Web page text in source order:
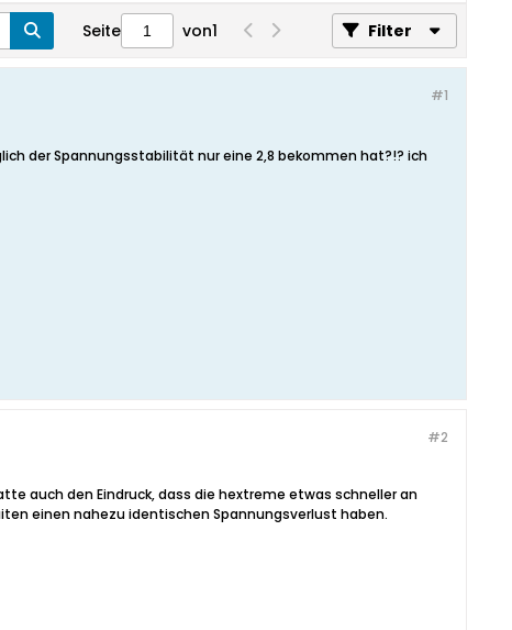
Seite von1 Filter
#1
der Spannungsstabilität nur eine 2,8 bekommen hat?!? ich
#2
auch den Eindruck, dass die hextreme etwas schneller an
einen nahezu identischen Spannungsverlust haben.